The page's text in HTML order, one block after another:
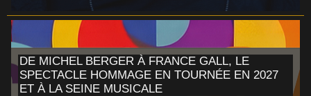
DE MICHEL BERGER À FRANCE GALL, LE
SPECTACLE HOMMAGE EN TOURNÉE EN 2027
ET À LA SEINE MUSICALE